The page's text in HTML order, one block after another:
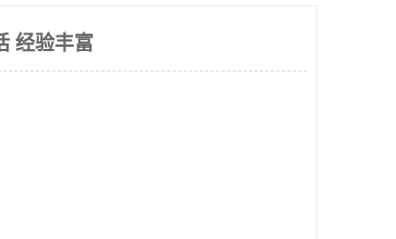
经验丰富